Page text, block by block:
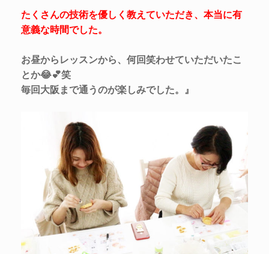
たくさんの技術を優しく教えていただき、本当に有
意義な時間でした。
お昼からレッスンから、何回笑わせていただいたこ
とか😂💕笑
毎回大阪まで通うのが楽しみでした。』